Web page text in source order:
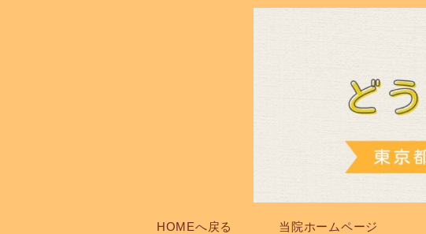
HOMEへ戻る 当院ホームページ